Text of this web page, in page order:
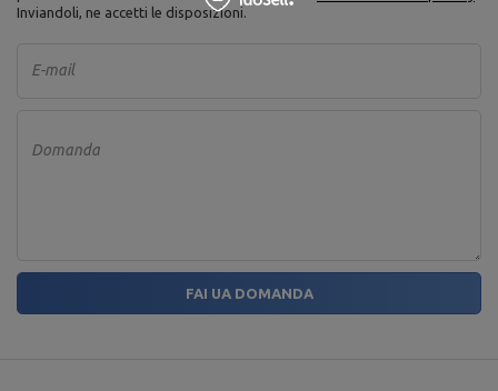
Inviandoli, ne accetti le disposizioni.
E-mail
Domanda
FAI UA DOMANDA